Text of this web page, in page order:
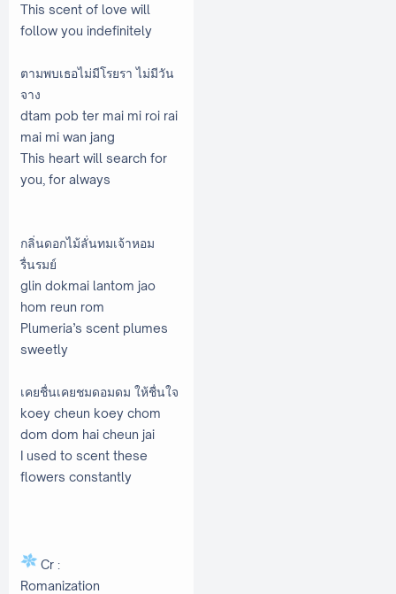
This scent of love will
follow you indefinitely
ตามพบเธอไม่มีโรยรา ไม่มีวัน
จาง
dtam pob ter mai mi roi rai
mai mi wan jang
This heart will search for
you, for always
กลิ่นดอกไม้ลั่นทมเจ้าหอม
รื่นรมย์
glin dokmai lantom jao
hom reun rom
Plumeria’s scent plumes
sweetly
เคยชื่นเคยชมดอมดม ให้ชื่นใจ
koey cheun koey chom
dom dom hai cheun jai
I used to scent these
flowers constantly
Cr :
Romanization